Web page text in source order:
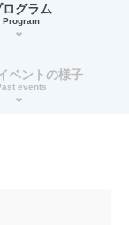
ログラム
Program
ベントの様子
events